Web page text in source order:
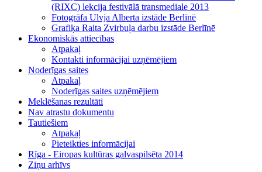
(RIXC) lekcija festivālā transmediale 2013
Fotogrāfa Ulvja Alberta izstāde Berlīnē
Grafiķa Raita Zvirbuļa darbu izstāde Berlīnē
Ekonomiskās attiecības
Atpakaļ
Kontakti informācijai uzņēmējiem
Noderīgas saites
Atpakaļ
Noderīgas saites uzņēmējiem
Meklēšanas rezultāti
Nav atrastu dokumentu
Tautiešiem
Atpakaļ
Pieteikties informācijai
Rīga - Eiropas kultūras galvaspilsēta 2014
Ziņu arhīvs